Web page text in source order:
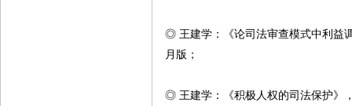
◎ 王建学：《论司法审查模式中利益
月版；
◎ 王建学：《积极人权的司法保护》